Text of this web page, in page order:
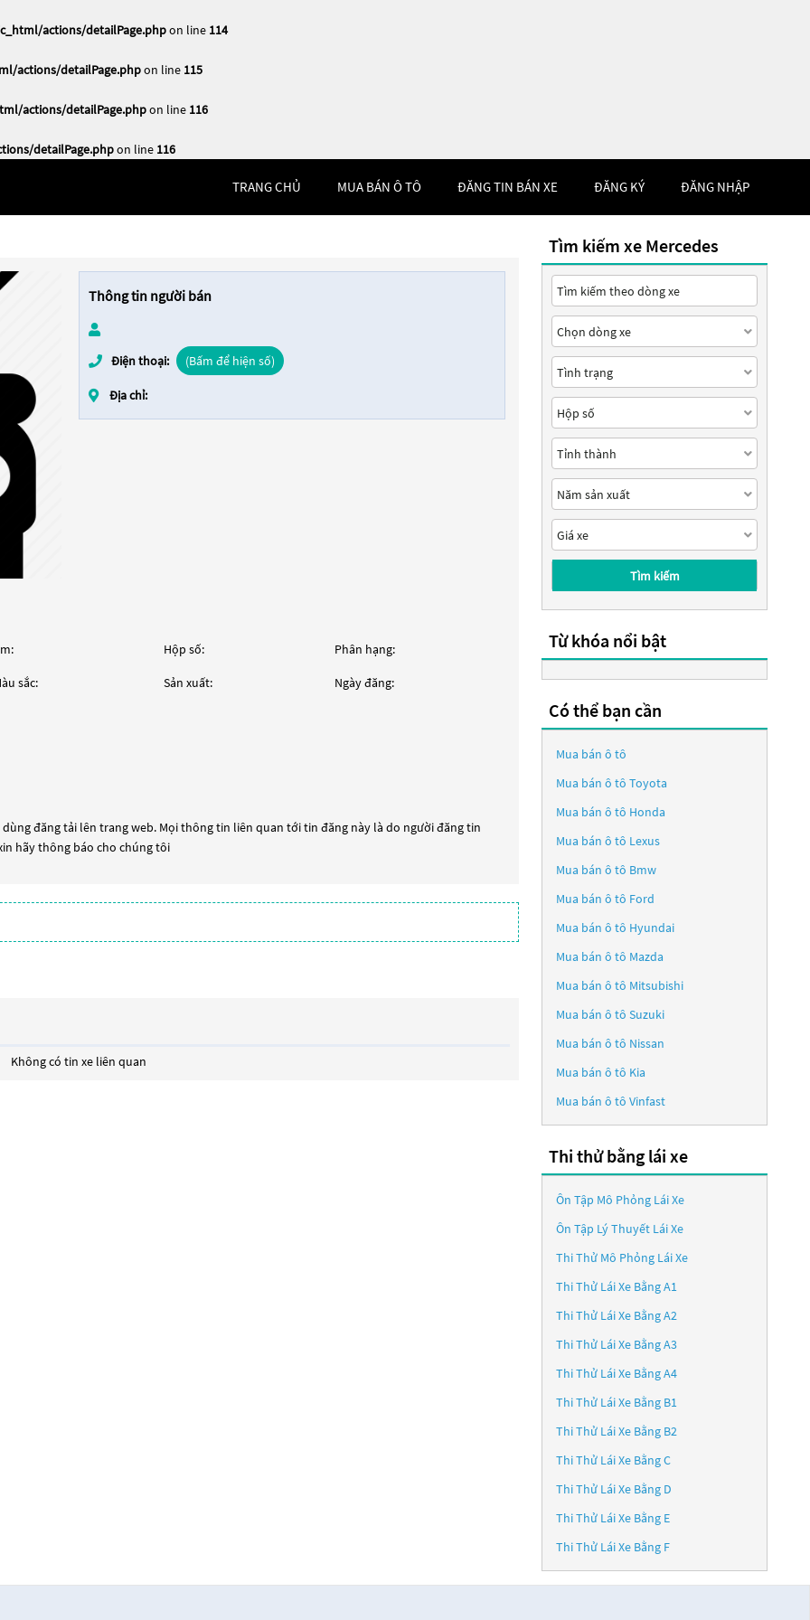
actions/detailPage.phpon line 114
actions/detailPage.phpon line 115
actions/detailPage.phpon line 116
detailPage.phpon line 116
TRANG CHỦ MUA BÁN Ô TÔ ĐĂNG TIN BÁN XE ĐĂNG KÝ ĐĂNG NHẬP
Thông tin người bán
Điện thoại: (Bấm để hiện số)
Địa chỉ:
Hộp số: Phân hạng:
sắc: Sản xuất: Ngày đăng:
đăng tải lên trang web. Mọi thông tin liên quan tới tin đăng này là do người đăng tin
hãy thông báo cho chúng tôi
Không có tin xe liên quan
Tìm kiếm xe Mercedes
Tìm kiếm
Từ khóa nổi bật
Có thể bạn cần
Mua bán ô tô
Mua bán ô tô Toyota
Mua bán ô tô Honda
Mua bán ô tô Lexus
Mua bán ô tô Bmw
Mua bán ô tô Ford
Mua bán ô tô Hyundai
Mua bán ô tô Mazda
Mua bán ô tô Mitsubishi
Mua bán ô tô Suzuki
Mua bán ô tô Nissan
Mua bán ô tô Kia
Mua bán ô tô Vinfast
Thi thử bằng lái xe
Ôn Tập Mô Phỏng Lái Xe
Ôn Tập Lý Thuyết Lái Xe
Thi Thử Mô Phỏng Lái Xe
Thi Thử Lái Xe Bằng A1
Thi Thử Lái Xe Bằng A2
Thi Thử Lái Xe Bằng A3
Thi Thử Lái Xe Bằng A4
Thi Thử Lái Xe Bằng B1
Thi Thử Lái Xe Bằng B2
Thi Thử Lái Xe Bằng C
Thi Thử Lái Xe Bằng D
Thi Thử Lái Xe Bằng E
Thi Thử Lái Xe Bằng F